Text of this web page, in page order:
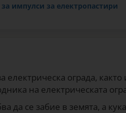
импулси за електропастири
ограда, както
на електрическата
да се забие в земята, а